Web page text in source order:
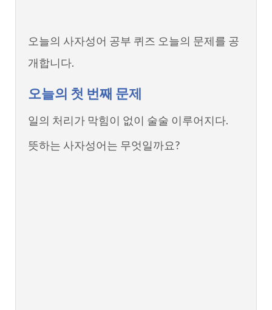
오늘의 사자성어 공부 퀴즈 오늘의 문제를 공
개합니다.
오늘의 첫 번째 문제
일의 처리가 막힘이 없이 술술 이루어지다.
뜻하는 사자성어는 무엇일까요?